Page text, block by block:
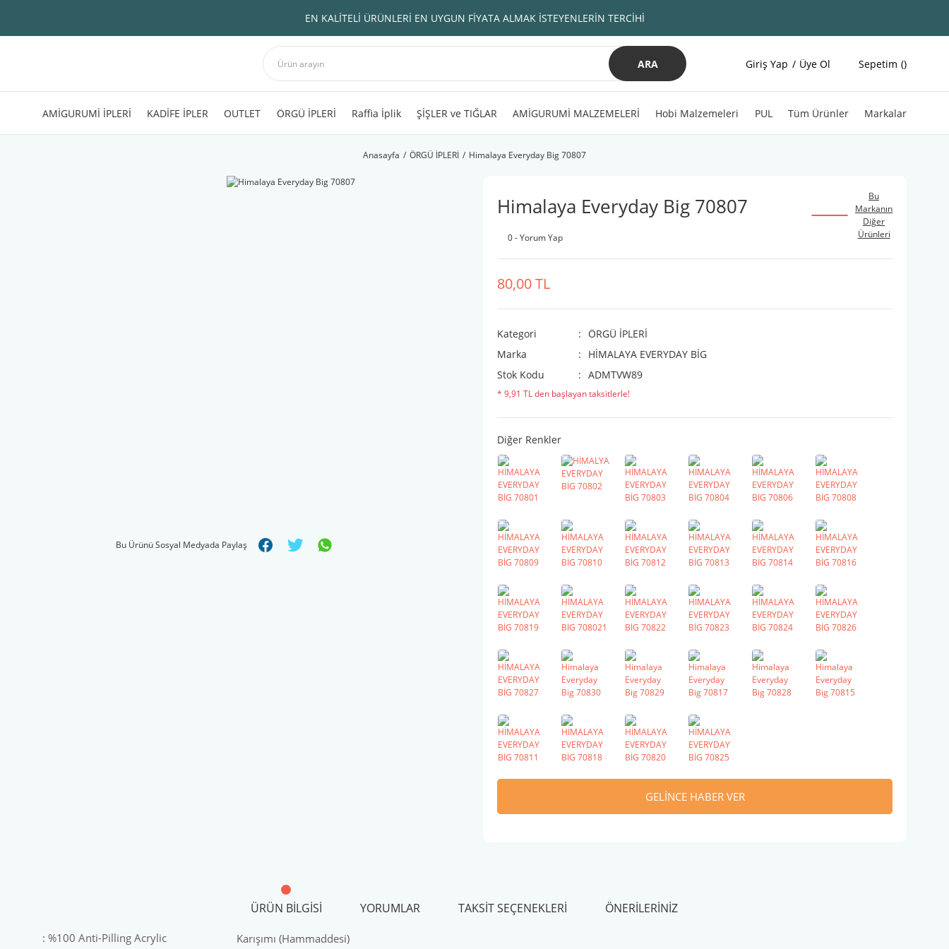
EN KALİTELİ ÜRÜNLERİ EN UYGUN FİYATA ALMAK İSTEYENLERİN TERCİHİ
ARA Giriş Yap Üye Ol Sepetim
AMİGURUMİ İPLERİ KADİFE İPLER OUTLET ÖRGÜ İPLERİ Raffia İplik ŞİŞLER ve TIĞLAR AMİGURUMİ MALZEMELERİ Hobi Malzemeleri PUL Tüm Ürünler Markalar
Anasayfa ÖRGÜ İPLERİ Himalaya Everyday Big 70807
Bu Ürünü Sosyal Medyada Paylaş
Himalaya Everyday Big 70807
0 - Yorum Yap
Bu
Markanın
Diğer
Ürünleri
80,00 TL
Kategori
ÖRGÜ İPLERİ
Marka
HİMALAYA EVERYDAY BİG
Stok Kodu
ADMTVW89
* 9,91 TL den başlayan taksitlerle!
Diğer Renkler
GELİNCE HABER VER
ÜRÜN BILGISI YORUMLAR TAKSIT SEÇENEKLERI ÖNERILERINIZ
Karışımı (Hammaddesi)
: %100 Anti-Pilling Acrylic